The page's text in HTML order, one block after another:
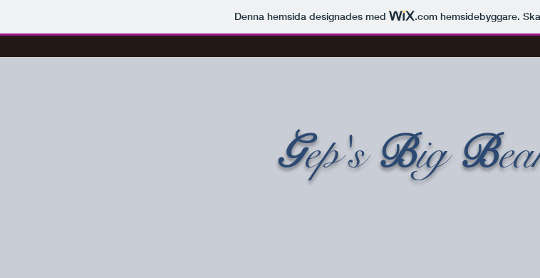
Denna hemsida designades med .com hemsidebyggare.
Gep'sBigB